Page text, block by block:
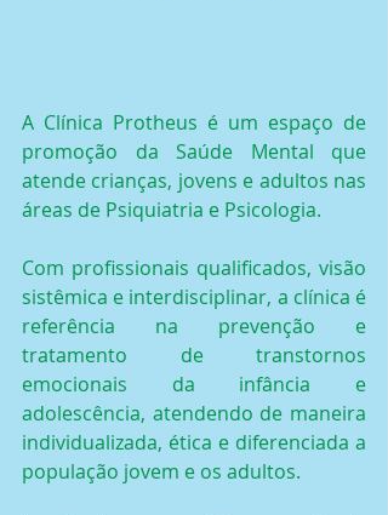
A Clínica Protheus é um espaço de
promoção da Saúde Mental que
atende crianças, jovens e adultos nas
áreas de Psiquiatria e Psicologia.
Com profissionais qualificados, visão
sistêmica e interdisciplinar, a clínica é
referência na prevenção e
tratamento de transtornos
emocionais da infância e
adolescência, atendendo de maneira
individualizada, ética e diferenciada a
população jovem e os adultos.